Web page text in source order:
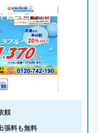
頼
張料も無料